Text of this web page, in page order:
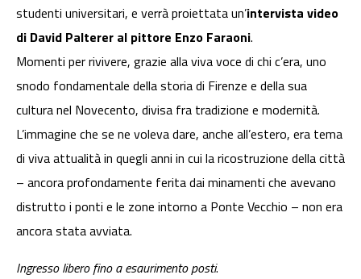
studenti universitari, e verrà proiettata un’intervista video
di David Palterer al pittore Enzo Faraoni.
Momenti per rivivere, grazie alla viva voce di chi c’era, uno
snodo fondamentale della storia di Firenze e della sua
cultura nel Novecento, divisa fra tradizione e modernità.
L’immagine che se ne voleva dare, anche all’estero, era tema
di viva attualità in quegli anni in cui la ricostruzione della città
– ancora profondamente ferita dai minamenti che avevano
distrutto i ponti e le zone intorno a Ponte Vecchio – non era
ancora stata avviata.
Ingresso libero fino a esaurimento posti.